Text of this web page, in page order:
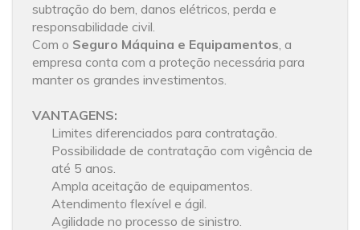
subtração do bem, danos elétricos, perda e
responsabilidade civil.
Com o Seguro Máquina e Equipamentos, a
empresa conta com a proteção necessária para
manter os grandes investimentos.
VANTAGENS:
Limites diferenciados para contratação.
Possibilidade de contratação com vigência de
até 5 anos.
Ampla aceitação de equipamentos.
Atendimento flexível e ágil.
Agilidade no processo de sinistro.